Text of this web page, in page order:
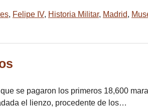
, Felipe IV, Historia Militar, Madrid,
se pagaron los primeros 18,600
el lienzo, procedente de los…